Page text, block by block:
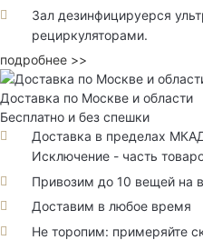
Зал дезинфицируерся
рециркуляторами.
подробнее >>
Доставка по Москве и области
Бесплатно и без спешки
Доставка в пределах
Исключение - часть
Привозим до 10 вещей на
Доставим в любое время
Не торопим: примеряйте